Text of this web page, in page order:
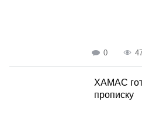
0
ХАМАС
прописку